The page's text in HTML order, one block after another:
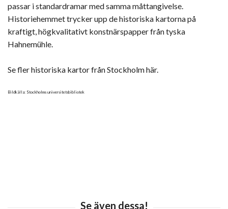
passar i standardramar med samma måttangivelse.
Historiehemmet trycker upp de historiska kartorna på
kraftigt, högkvalitativt konstnärspapper från tyska
Hahnemühle.
Se fler historiska kartor från Stockholm här.
Bildkälla: Stockholms universitetsbibliotek